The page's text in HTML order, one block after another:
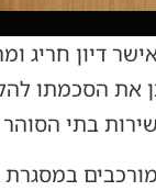
דיון חריג
שאביהם המוסלמי נתן
בתי הסוהר